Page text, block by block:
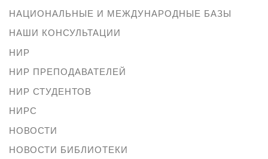
НАЦИОНАЛЬНЫЕ И МЕЖДУНАРОДНЫЕ БАЗЫ
НАШИ КОНСУЛЬТАЦИИ
НИР
НИР ПРЕПОДАВАТЕЛЕЙ
НИР СТУДЕНТОВ
НИРС
НОВОСТИ
НОВОСТИ БИБЛИОТЕКИ